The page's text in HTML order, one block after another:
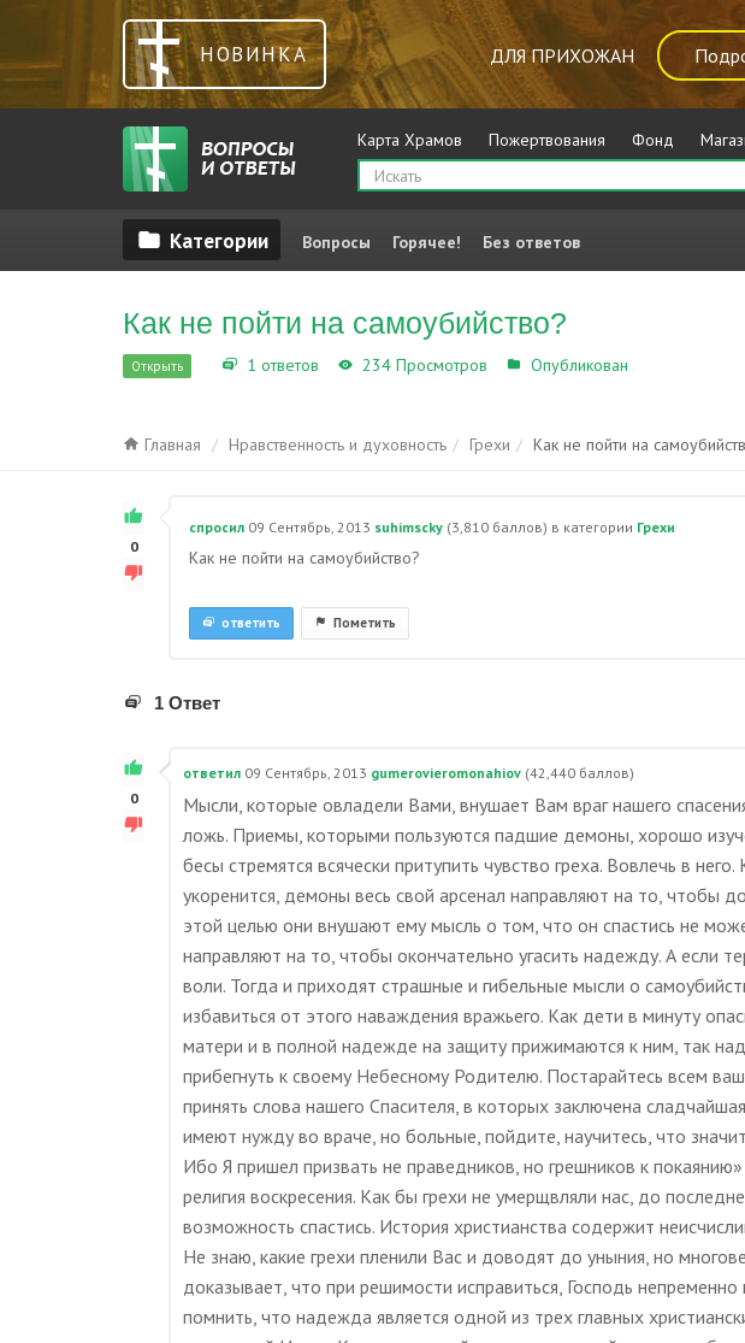
НОВИНКА ДЛЯ ПРИХОЖАН
Карта Храмов Пожертвования Фонд
Вопросы Горячее! Без ответов
Как не пойти на самоубийство?
Открыть 1 ответов 234 Просмотров Опубликован
Главная Нравственность и духовность Грехи Как не пойти на
0
спросил 09 Сентябрь, 2013 suhimscky (3,810 баллов) в категории Грехи
Как не пойти на самоубийство?
Пометить
ответить
1 Ответ
0
ответил 09 Сентябрь, 2013 gumerovieromonahiov (42,440 баллов)
Мысли, которые овладели Вами, внушает Вам враг нашего
ложь. Приемы, которыми пользуются падшие демоны, хорошо
бесы стремятся всячески притупить чувство греха. Вовлечь в
укоренится, демоны весь свой арсенал направляют на то, чтобы
этой целью они внушают ему мысль о том, что он спастись не
направляют на то, чтобы окончательно угасить надежду. А если
воли. Тогда и приходят страшные и гибельные мысли о
избавиться от этого наваждения вражьего. Как дети в минуту
матери и в полной надежде на защиту прижимаются к ним, так
прибегнуть к своему Небесному Родителю. Постарайтесь всем
принять слова нашего Спасителя, в которых заключена
имеют нужду во враче, но больные, пойдите, научитесь, что
Ибо Я пришел призвать не праведников, но грешников к
религия воскресения. Как бы грехи не умерщвляли нас, до
возможность спастись. История христианства содержит
Не знаю, какие грехи пленили Вас и доводят до уныния, но
доказывает, что при решимости исправиться, Господь
помнить, что надежда является одной из трех главных